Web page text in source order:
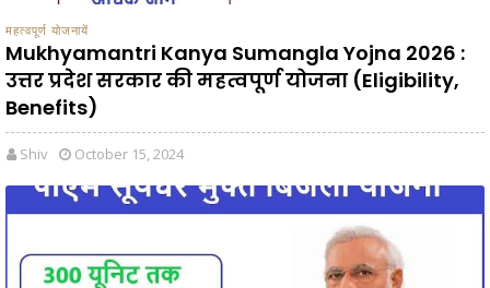
महत्वपूर्ण योजनायें
Mukhyamantri Kanya Sumangla Yojna 2026 :
उत्तर प्रदेश सरकार की महत्वपूर्ण योजना (Eligibility,
Benefits)
Shiv October 15, 2024